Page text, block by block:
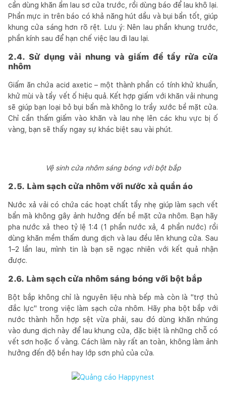
cần dùng khăn ẩm lau sơ cửa trước, rồi dùng báo để lau khô lại.
Phần mực in trên báo có khả năng hút dầu và bụi bẩn tốt, giúp
khung cửa sáng hơn rõ rệt. Lưu ý: Nên lau phần khung trước,
phần kính sau để hạn chế việc lau đi lau lại.
2.4. Sử dụng vải nhung và giấm để tẩy rửa cửa
nhôm
Giấm ăn chứa acid axetic – một thành phần có tính khử khuẩn,
khử mùi và tẩy vết ố hiệu quả. Kết hợp giấm với khăn vải nhung
sẽ giúp bạn loại bỏ bụi bẩn mà không lo trầy xước bề mặt cửa.
Chỉ cần thấm giấm vào khăn và lau nhẹ lên các khu vực bị ố
vàng, bạn sẽ thấy ngay sự khác biệt sau vài phút.
Vệ sinh cửa nhôm sáng bóng với bột bắp
2.5. Làm sạch cửa nhôm với nước xả quần áo
Nước xả vải có chứa các hoạt chất tẩy nhẹ giúp làm sạch vết
bẩn mà không gây ảnh hưởng đến bề mặt cửa nhôm. Bạn hãy
pha nước xả theo tỷ lệ 1:4 (1 phần nước xả, 4 phần nước) rồi
dùng khăn mềm thấm dung dịch và lau đều lên khung cửa. Sau
1–2 lần lau, mình tin là bạn sẽ ngạc nhiên với kết quả nhận
được.
2.6. Làm sạch cửa nhôm sáng bóng với bột bắp
Bột bắp không chỉ là nguyên liệu nhà bếp mà còn là "trợ thủ
đắc lực" trong việc làm sạch cửa nhôm. Hãy pha bột bắp với
nước thành hỗn hợp sệt vừa phải, sau đó dùng khăn nhúng
vào dung dịch này để lau khung cửa, đặc biệt là những chỗ có
vết sơn hoặc ố vàng. Cách làm này rất an toàn, không làm ảnh
hưởng đến độ bền hay lớp sơn phủ của cửa.